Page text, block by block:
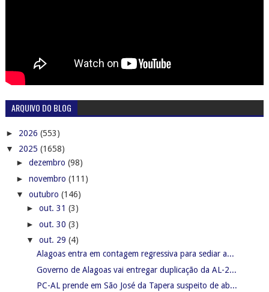
ARQUIVO DO BLOG
► 2026 (553)
▼ 2025 (1658)
► dezembro (98)
► novembro (111)
▼ outubro (146)
► out. 31 (3)
► out. 30 (3)
▼ out. 29 (4)
Alagoas entra em contagem regressiva para sediar a...
Governo de Alagoas vai entregar duplicação da AL-2...
PC-AL prende em São José da Tapera suspeito de ab...